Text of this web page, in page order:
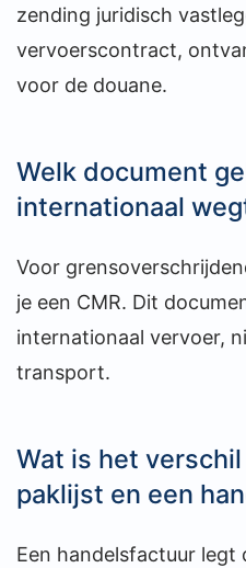
zending juridisch
vervoerscontract,
voor de douane.
Welk document
internationaal
Voor
je een CMR. Dit
internationaal vervoer,
transport.
Wat is het
paklijst en een
Een handelsfactuur legt